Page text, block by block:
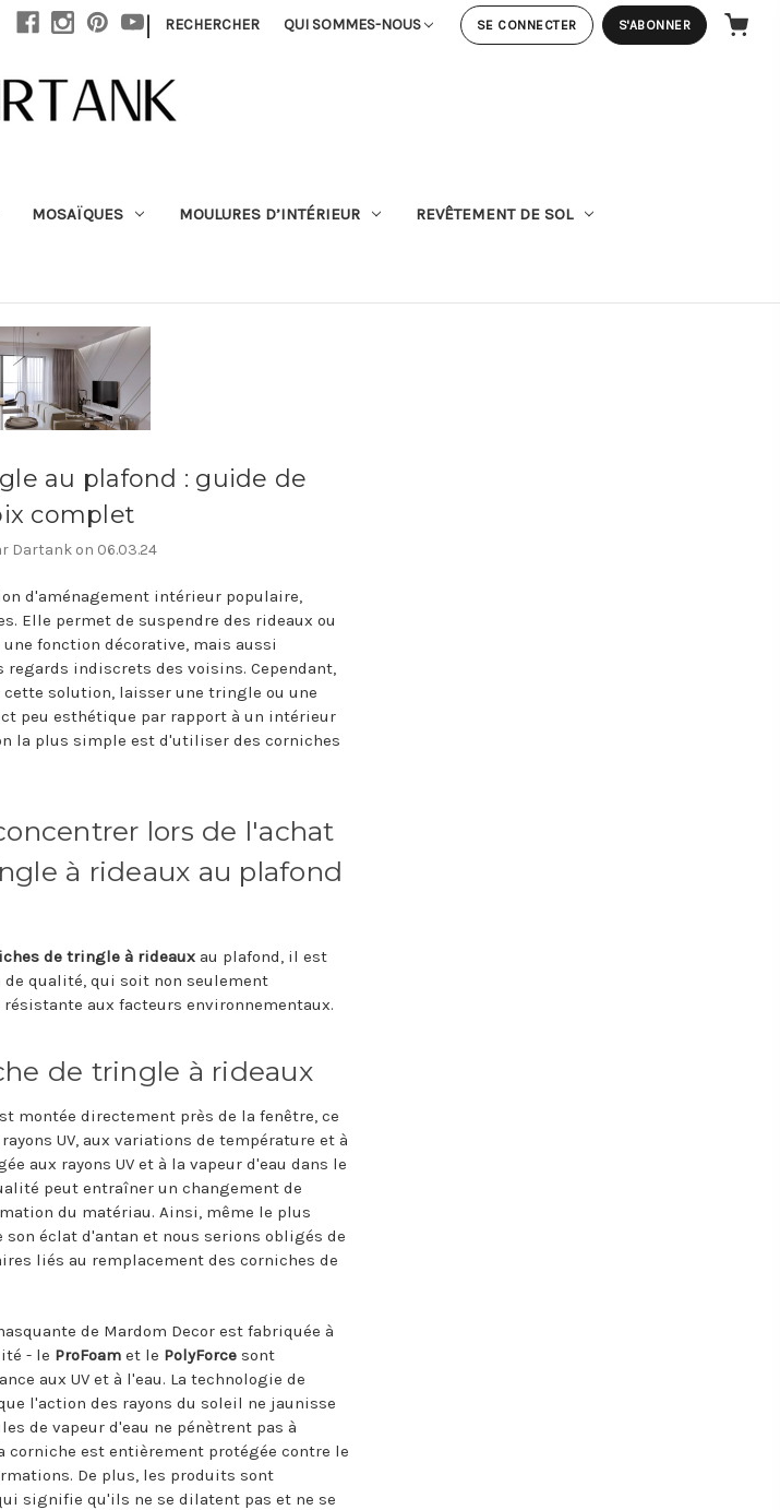
Passer au contenu principal
| RECHERCHER QUI SOMMES-NOUS SE CONNECTER S'ABONNER PANIER
MOSAÏQUES MOULURES D’INTÉRIEUR REVÊTEMENT DE SOL
au plafond : guide de
complet
Dartank on 06.03.24
d'aménagement intérieur populaire,
Elle permet de suspendre des rideaux ou
fonction décorative, mais aussi
indiscrets des voisins. Cependant,
solution, laisser une tringle ou une
peu esthétique par rapport à un intérieur
la plus simple est d'utiliser des corniches
lors de l'achat
à rideaux au plafond
de tringle à rideaux au plafond, il est
qualité, qui soit non seulement
aux facteurs environnementaux.
de tringle à rideaux
montée directement près de la fenêtre, ce
UV, aux variations de température et à
aux rayons UV et à la vapeur d'eau dans le
peut entraîner un changement de
du matériau. Ainsi, même le plus
éclat d'antan et nous serions obligés de
liés au remplacement des corniches de
de Mardom Decor est fabriquée à
- le ProFoam et le PolyForce sont
aux UV et à l'eau. La technologie de
l'action des rayons du soleil ne jaunisse
de vapeur d'eau ne pénètrent pas à
est entièrement protégée contre le
De plus, les produits sont
signifie qu'ils ne se dilatent pas et ne se